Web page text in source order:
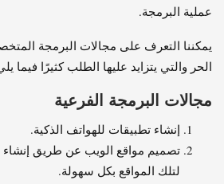
عملية البرمجة.
يمكننا التعرف على مجالات البرمجة
الحر والتي يتزايد عليها الطلب كثيرًا فيما
مجالات البرمجة الفرعية
إنشاء تطبيقات للهواتف الذكية.
تصميم مواقع الويب عن طريق إنشاء
لتلك المواقع بكل سهولة.